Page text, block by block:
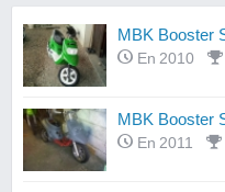
MBK Booster
En 2010
MBK Booster
En 2011